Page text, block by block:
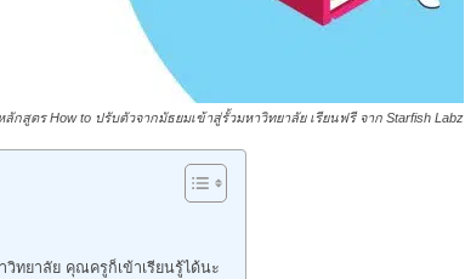
กสูตร How to ปรับตัวจากมัธยมเข้าสู่รั้วมหาวิทยาลัย เรียนฟรี จาก Starfish Labz
วิทยาลัย คุณครูก็เข้าเรียนรู้ได้นะ